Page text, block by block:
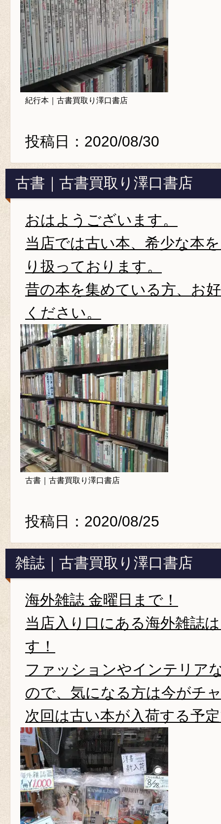
紀行本｜古書買取り澤口書店
投稿日：2020/08/30
古書｜古書買取り澤口書店
おはようございます。
当店では古い本、希少な本
り扱っております。
昔の本を集めている方、お
ください。
古書｜古書買取り澤口書店
投稿日：2020/08/25
雑誌｜古書買取り澤口書店
海外雑誌 金曜日まで！
当店入り口にある海外雑誌
す！
ファッションやインテリア
ので、気になる方は今がチ
次回は古い本が入荷する予